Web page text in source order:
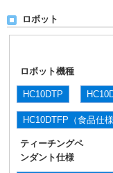
ロボット
ロボット機種
HC10DTP
HC10DTFP（食品仕様
ティーチングペ
ンダント仕様